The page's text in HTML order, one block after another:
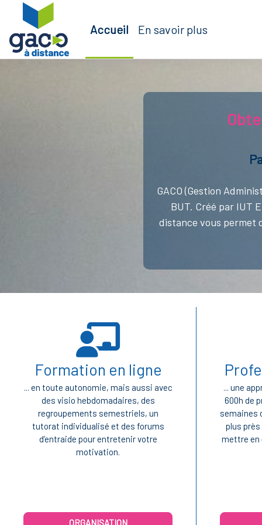
Passer au contenu principal
Accueil En savoir plus
GACO (Gestion
BUT. Créé par IUT
distance vous permet
Formation en ligne
... en toute autonomie, mais aussi avec
des visio hebdomadaires, des
regroupements semestriels, un
tutorat individualisé et des forums
d’entraide pour entretenir votre
motivation.
ORGANISATION
... une
600h de
semaines
plus
mettre en